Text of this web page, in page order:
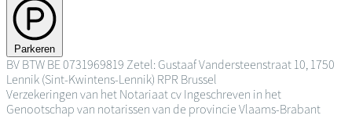
Parkeren
BV BTW BE 0731969819 Zetel: Gustaaf Vandersteenstraat 10, 1750
Lennik (Sint-Kwintens-Lennik) RPR Brussel
Verzekeringen van het Notariaat cv Ingeschreven in het
Genootschap van notarissen van de provincie Vlaams-Brabant